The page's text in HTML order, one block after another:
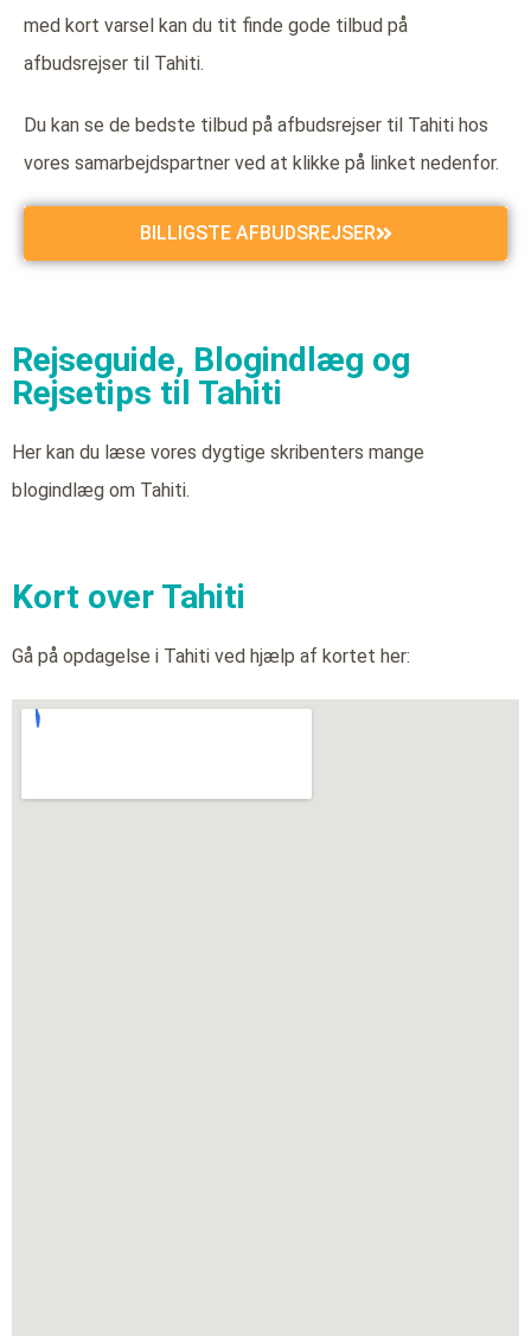
med kort varsel kan du tit finde gode tilbud på
afbudsrejser til Tahiti.
Du kan se de bedste tilbud på afbudsrejser til Tahiti hos
vores samarbejdspartner ved at klikke på linket nedenfor.
BILLIGSTE AFBUDSREJSER
Rejseguide, Blogindlæg og
Rejsetips til Tahiti
Her kan du læse vores dygtige skribenters mange
blogindlæg om Tahiti.
Kort over Tahiti
Gå på opdagelse i Tahiti ved hjælp af kortet her: